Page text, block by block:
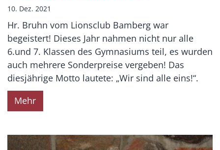
10. Dez. 2021
Hr. Bruhn vom Lionsclub Bamberg war
begeistert! Dieses Jahr nahmen nicht nur alle
6.und 7. Klassen des Gymnasiums teil, es wurden
auch mehrere Sonderpreise vergeben! Das
diesjährige Motto lautete: „Wir sind alle eins!“.
Mehr